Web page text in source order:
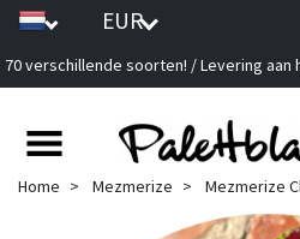
EUR
70 verschillende soorten! / Levering
Home Mezmerize Mezmerize